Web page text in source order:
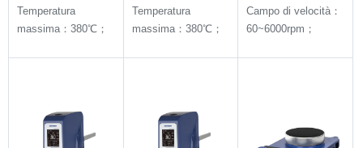
magnetica con
piastra
Temperatura
massima：380℃；
magnetica con
piastra
Temperatura
massima：380℃；
velocità e coppia
elevata
Campo di velocità：
60~6000rpm；